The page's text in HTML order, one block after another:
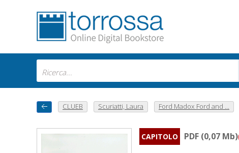
CLUEB Scuriatti, Laura Ford Madox Ford and ...
CAPITOLO PDF (0,07 Mb)